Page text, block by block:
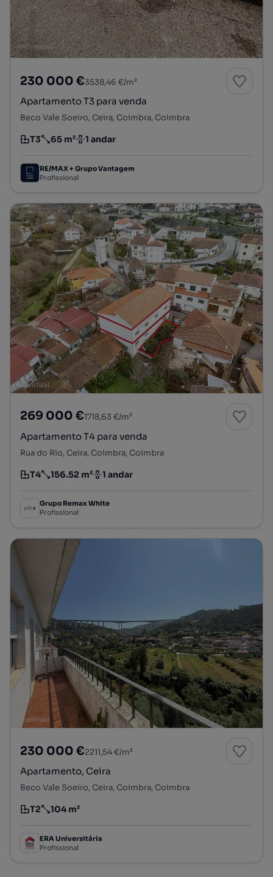
230 000 €3538,46 €/m²
Apartamento T3 para venda
Beco Vale Soeiro, Ceira, Coimbra, Coimbra
Tipologia
T3
Preço por metro quadrado
65 m²
Andar 1 andar
RE/MAX + Grupo Vantagem
Profissional
269 000 €1718,63 €/m²
Apartamento T4 para venda
Rua do Rio, Ceira, Coimbra, Coimbra
Tipologia
T4
Preço por metro quadrado
156.52 m²
Andar 1 andar
Grupo Remax White
Profissional
230 000 €2211,54 €/m²
Apartamento, Ceira
Beco Vale Soeiro, Ceira, Coimbra, Coimbra
Tipologia
T2
Preço por metro quadrado
104 m²
ERA Universitária
Profissional